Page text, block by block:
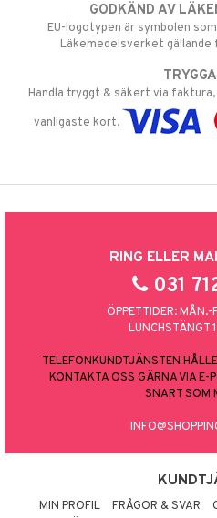
GODKÄND AV
EU-logotypen är symbolen
Läkemedelsverket gällande
Handla tryggt & säkert via
vanligaste kort.
RING ELLER
031
ÖPPETTIDER:
LUNCHSTÄNGT
TELEFONKUNDTJÄNSTEN
KONTAKTA OSS GÄRNA VIA E-
SNART SOM
MIN PROFIL FRÅGOR & SVAR